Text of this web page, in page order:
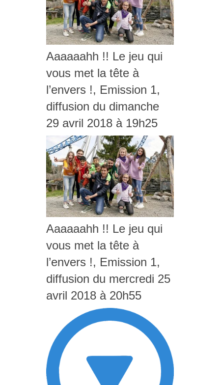
Aaaaaahh !! Le jeu qui
vous met la tête à
l’envers !, Emission 1,
diffusion du dimanche
29 avril 2018 à 19h25
Aaaaaahh !! Le jeu qui
vous met la tête à
l’envers !, Emission 1,
diffusion du mercredi 25
avril 2018 à 20h55